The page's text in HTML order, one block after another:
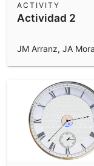
Actividad 2
ACTIVITY